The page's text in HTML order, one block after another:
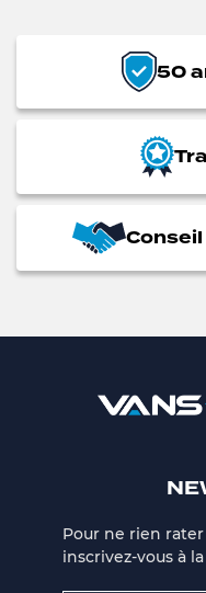
50
Pour ne rien
inscrivez-vous à